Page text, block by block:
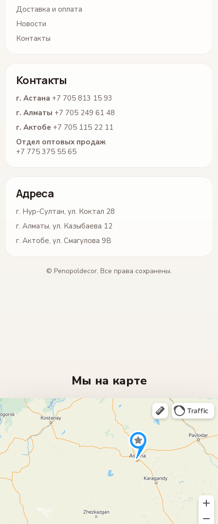
Доставка и оплата
Новости
Контакты
Контакты
г. Астана +7 705 813 15 93
г. Алматы +7 705 249 61 48
г. Актобе +7 705 115 22 11
Отдел оптовых продаж
+7 775 375 55 65
Адреса
г. Нур-Султан, ул. Коктал 28
г. Алматы, ул. Казыбаева 12
г. Актобе, ул. Смагулова 9В
© Penopoldecor. Все права сохранены.
Мы на карте